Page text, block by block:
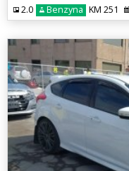
2.0 Benzyna KM 251